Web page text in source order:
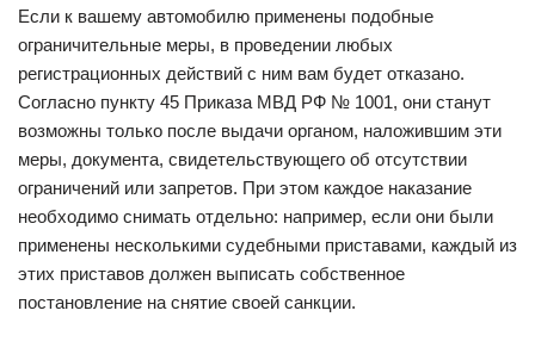
Если к вашему автомобилю применены подобные
ограничительные меры, в проведении любых
регистрационных действий с ним вам будет отказано.
Согласно пункту 45 Приказа МВД РФ № 1001, они станут
возможны только после выдачи органом, наложившим эти
меры, документа, свидетельствующего об отсутствии
ограничений или запретов. При этом каждое наказание
необходимо снимать отдельно: например, если они были
применены несколькими судебными приставами, каждый из
этих приставов должен выписать собственное
постановление на снятие своей санкции.